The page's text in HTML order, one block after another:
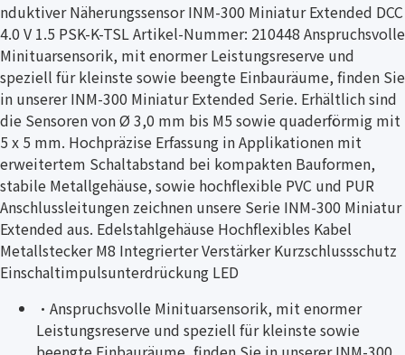
nduktiver Näherungssensor INM-300 Miniatur Extended DCC
4.0 V 1.5 PSK-K-TSL Artikel-Nummer: 210448 Anspruchsvolle
Minituarsensorik, mit enormer Leistungsreserve und
speziell für kleinste sowie beengte Einbauräume, finden Sie
in unserer INM-300 Miniatur Extended Serie. Erhältlich sind
die Sensoren von Ø 3,0 mm bis M5 sowie quaderförmig mit
5 x 5 mm. Hochpräzise Erfassung in Applikationen mit
erweitertem Schaltabstand bei kompakten Bauformen,
stabile Metallgehäuse, sowie hochflexible PVC und PUR
Anschlussleitungen zeichnen unsere Serie INM-300 Miniatur
Extended aus. Edelstahlgehäuse Hochflexibles Kabel
Metallstecker M8 Integrierter Verstärker Kurzschlussschutz
Einschaltimpulsunterdrückung LED
· Anspruchsvolle Minituarsensorik, mit enormer
Leistungsreserve und speziell für kleinste sowie